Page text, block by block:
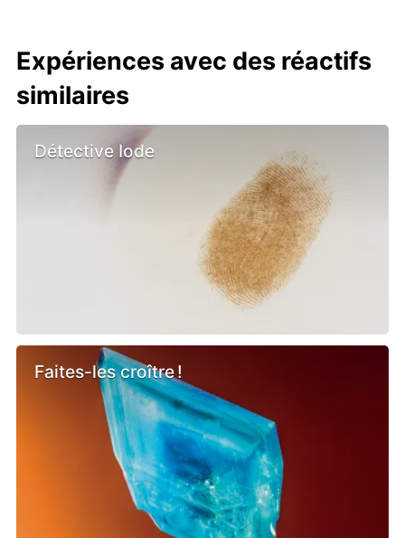
Expériences avec des réactifs
similaires
Détective Iode
Faites-les croître !